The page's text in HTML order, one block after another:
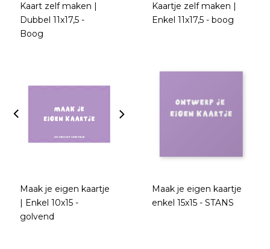
Kaart zelf maken |
Dubbel 11x17,5 -
Boog
Kaartje zelf maken |
Enkel 11x17,5 - boog
Maak je eigen kaartje
| Enkel 10x15 -
golvend
Maak je eigen kaartje
enkel 15x15 - STANS